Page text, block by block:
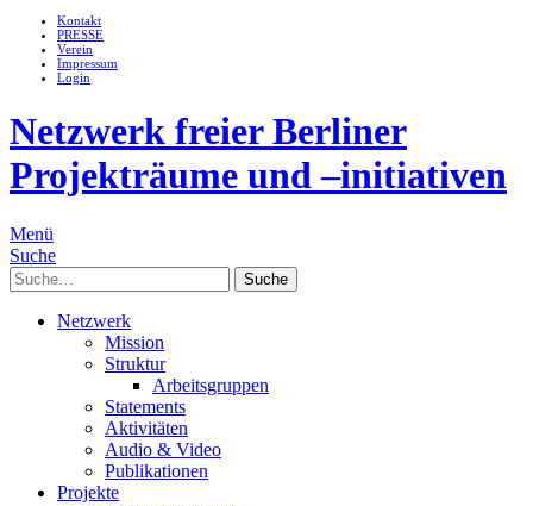
Kontakt
PRESSE
Verein
Impressum
Login
Netzwerk freier Berliner
Projekträume und –initiativen
Menü
Suche
Suche
Netzwerk
Mission
Struktur
Arbeitsgruppen
Statements
Aktivitäten
Audio & Video
Publikationen
Projekte